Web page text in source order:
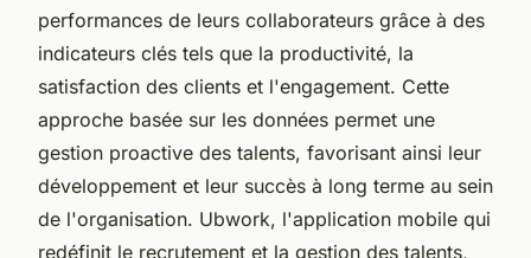
performances de leurs collaborateurs grâce à des
indicateurs clés tels que la productivité, la
satisfaction des clients et l'engagement. Cette
approche basée sur les données permet une
gestion proactive des talents, favorisant ainsi leur
développement et leur succès à long terme au sein
de l'organisation. Ubwork, l'application mobile qui
redéfinit le recrutement et la gestion des talents,